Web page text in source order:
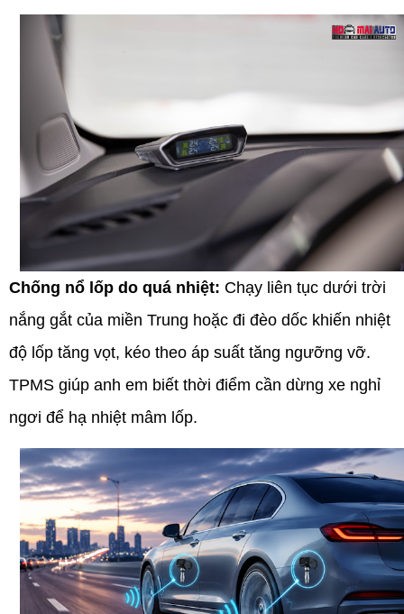
Chống nổ lốp do quá nhiệt: Chạy liên tục dưới trời
nắng gắt của miền Trung hoặc đi đèo dốc khiến nhiệt
độ lốp tăng vọt, kéo theo áp suất tăng ngưỡng vỡ.
TPMS giúp anh em biết thời điểm cần dừng xe nghỉ
ngơi để hạ nhiệt mâm lốp.